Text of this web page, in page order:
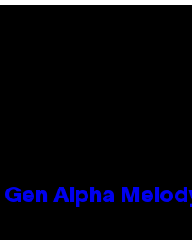
Alpha